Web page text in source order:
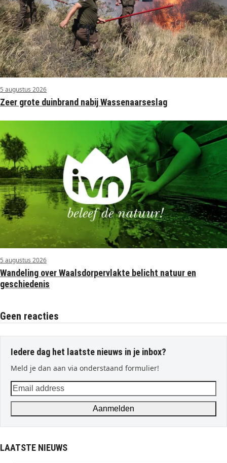
5 augustus 2026
Zeer grote duinbrand nabij Wassenaarseslag
5 augustus 2026
Wandeling over Waalsdorpervlakte belicht natuur en
geschiedenis
Geen reacties
Iedere dag het laatste nieuws in je inbox?
Meld je dan aan via onderstaand formulier!
Email
address
Aanmelden
LAATSTE NIEUWS